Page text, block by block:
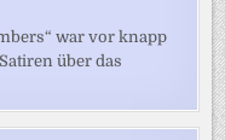
war vor knapp
über das